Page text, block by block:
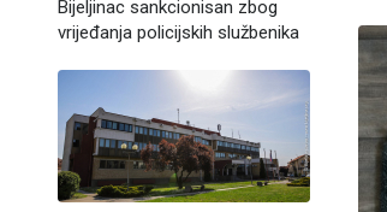
Bijeljinac sankcionisan zbog
vrijeđanja policijskih službenika